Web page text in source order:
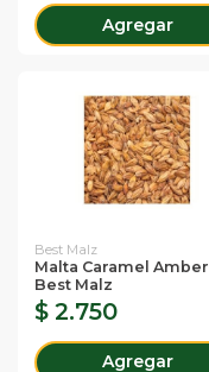
Agregar
Best Malz
Malta Caramel Amber
Best Malz
$ 2.750
Agregar